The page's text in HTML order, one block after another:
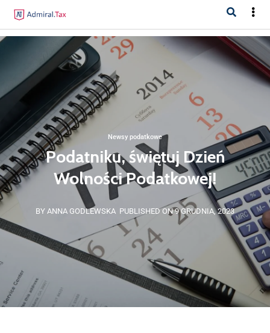
Newsy podatkowe
Podatniku, świętuj Dzień
Wolności Podatkowej!
BY ANNA GODLEWSKA PUBLISHED ON 9 GRUDNIA, 2023